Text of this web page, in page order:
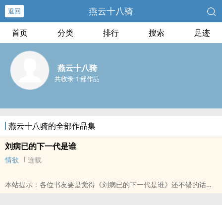
返回 燕云十八骑
首页 分类 排行 搜索 足迹
燕云十八骑
共收录 1 部作品
燕云十八骑的全部作品集
刘病已的下一代是谁
情欲 连载
本站提示：各位书友要是觉得《刘病已的下一代是谁》还不错的话请